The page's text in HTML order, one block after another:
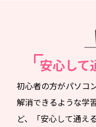
無料
安心して
初心者の方がパソコ
解消できるような学
ど、「安心して通え